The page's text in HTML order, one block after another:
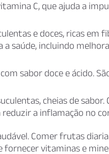
C, que ajuda a
e doces, ricas em
saúde, incluindo
sabor doce e ácido.
cheias de
reduzir a inflamação no
Comer frutas
vitaminas e